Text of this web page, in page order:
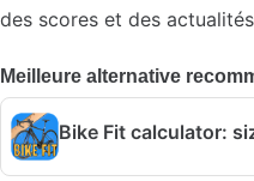
des scores et des
Meilleure alternative
Bike Fit calculator: